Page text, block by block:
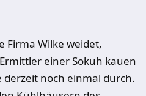
Firma Wilke weidet,
einer Sokuh kauen
derzeit noch einmal durch.